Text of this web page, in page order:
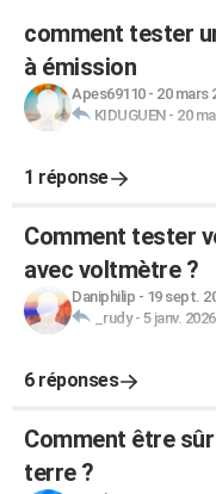
comment tester
à émission
Apes69110- 20 mars
KIDUGUEN- 20
1 réponse
Comment tester
avec voltmètre ?
Daniphilip - 19 sept.
_rudy- 5 janv.
6 réponses
Comment être
terre ?